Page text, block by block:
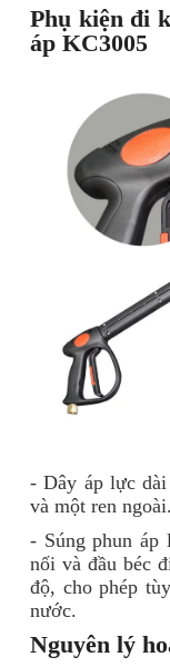
Phụ kiện đi
áp KC3005
- Dây áp lực
và một ren ngoài.
- Súng phun áp
nối và đầu béc
độ, cho phép
nước.
Nguyên lý